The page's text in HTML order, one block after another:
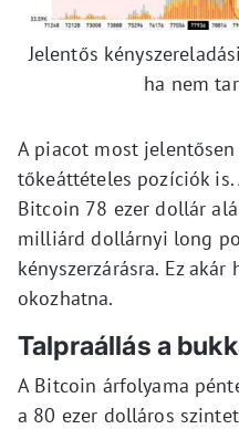
Jelentős
ha nem
A piacot most
tőkeáttételes pozíciók is.
Bitcoin 78 ezer dollár
milliárd dollárnyi long
kényszerzárásra. Ez
okozhatna.
Talpraállás a
A Bitcoin árfolyama
a 80 ezer dolláros